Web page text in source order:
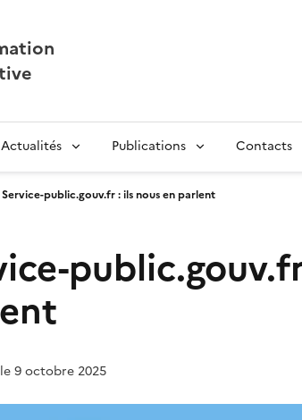
Actualités Publications Contacts
Service-public.gouv.fr : ils nous en parlent
9 octobre 2025